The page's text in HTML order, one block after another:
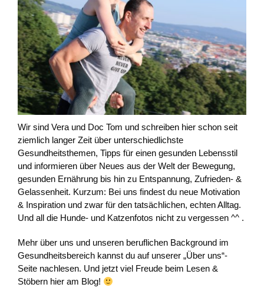
Wir sind Vera und Doc Tom und schreiben hier schon seit
ziemlich langer Zeit über unterschiedlichste
Gesundheitsthemen, Tipps für einen gesunden Lebensstil
und informieren über Neues aus der Welt der Bewegung,
gesunden Ernährung bis hin zu Entspannung, Zufrieden- &
Gelassenheit. Kurzum: Bei uns findest du neue Motivation
& Inspiration und zwar für den tatsächlichen, echten Alltag.
Und all die Hunde- und Katzenfotos nicht zu vergessen ^^ .
Mehr über uns und unseren beruflichen Background im
Gesundheitsbereich kannst du auf unserer „Über uns“-
Seite nachlesen. Und jetzt viel Freude beim Lesen &
Stöbern hier am Blog!